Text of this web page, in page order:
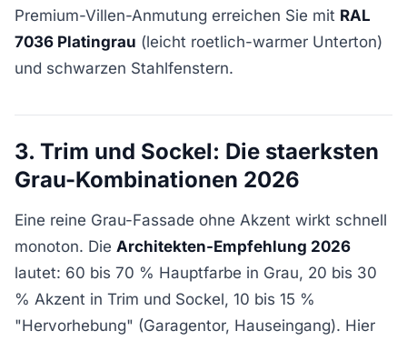
Premium-Villen-Anmutung erreichen Sie mit RAL
7036 Platingrau (leicht roetlich-warmer Unterton)
und schwarzen Stahlfenstern.
3. Trim und Sockel: Die staerksten
Grau-Kombinationen 2026
Eine reine Grau-Fassade ohne Akzent wirkt schnell
monoton. Die Architekten-Empfehlung 2026
lautet: 60 bis 70 % Hauptfarbe in Grau, 20 bis 30
% Akzent in Trim und Sockel, 10 bis 15 %
"Hervorhebung" (Garagentor, Hauseingang). Hier